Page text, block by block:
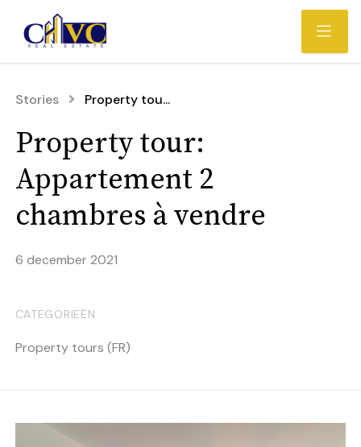
Stories Property tou...
Property tour:
Appartement 2
chambres à vendre
6 december 2021
CATEGORIEËN
Property tours (FR)